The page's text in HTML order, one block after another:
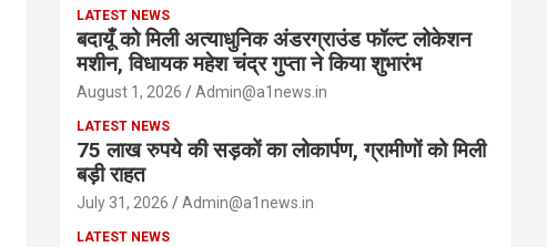
LATEST NEWS
बदायूँ को मिली अत्याधुनिक अंडरग्राउंड फॉल्ट लोकेशन
मशीन, विधायक महेश चंद्र गुप्ता ने किया शुभारंभ
August 1, 2026 Admin@a1news.in
LATEST NEWS
75 लाख रुपये की सड़कों का लोकार्पण, ग्रामीणों को मिली
बड़ी राहत
July 31, 2026 Admin@a1news.in
LATEST NEWS